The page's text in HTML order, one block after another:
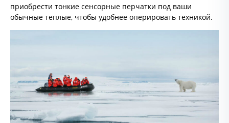
приобрести тонкие сенсорные перчатки под ваши
обычные теплые, чтобы удобнее оперировать техникой.